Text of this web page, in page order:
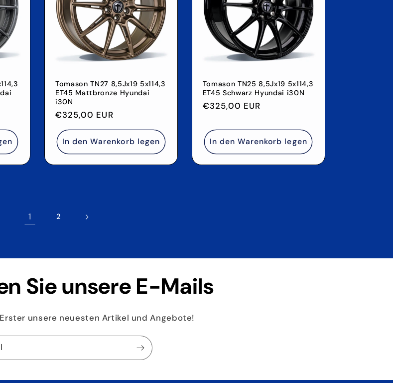
Tomason TN27 8,5Jx19 5x114,3
ET45 Mattbronze Hyundai
i30N
Normaler
Preis
€325,00 EUR
In den Warenkorb legen
Tomason TN25 8,5Jx19 5x114,3
ET45 Schwarz Hyundai i30N
Normaler
€325,00 EUR
In den Warenkorb legen
1 2
Sie unsere E-Mails
unsere neuesten Artikel und Angebote!